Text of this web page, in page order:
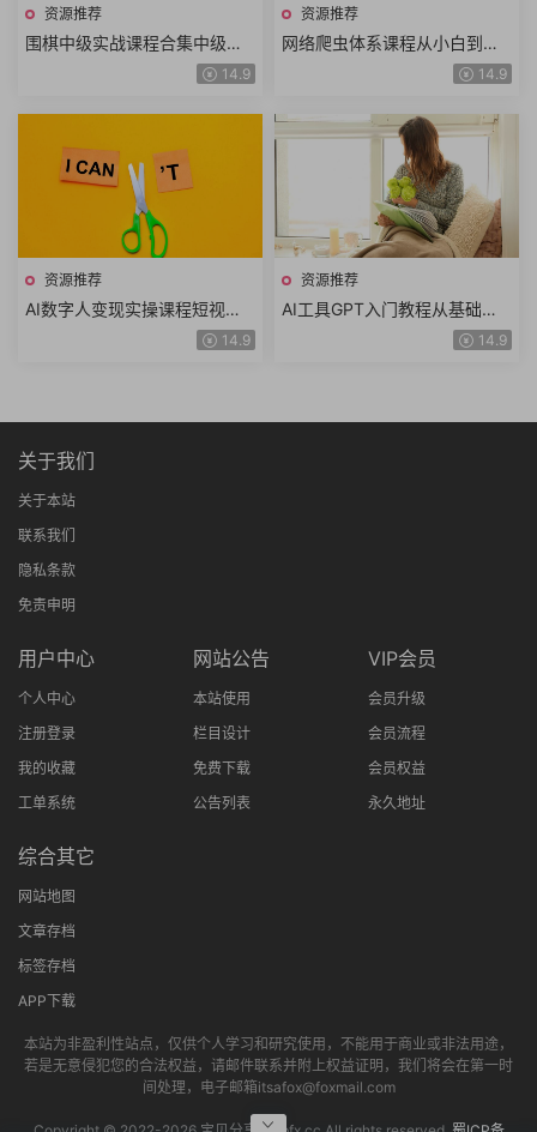
资源推荐
围棋中级实战课程合集中级棋
理基本定式骗招怪招变化解析
14.9
资源推荐
网络爬虫体系课程从小白到高
手轻松搞定网络爬虫快速掌握
14.9
资源推荐
AI数字人变现实操课程短视频
涨粉数字人拍摄数字人工具数
14.9
资源推荐
AI工具GPT入门教程从基础概
念到高级功能从技术进阶到实
14.9
关于我们
关于本站
联系我们
隐私条款
免责申明
用户中心
个人中心
注册登录
我的收藏
工单系统
网站公告
本站使用
栏目设计
免费下载
公告列表
VIP会员
会员升级
会员流程
会员权益
永久地址
综合其它
网站地图
文章存档
标签存档
APP下载
本站为非盈利性站点，仅供个人学习和研究使用，不能用于商业或非法用途，
若是无意侵犯您的合法权益，请邮件联系并附上权益证明，我们将会在第一时
间处理，电子邮箱itsafox@foxmail.com